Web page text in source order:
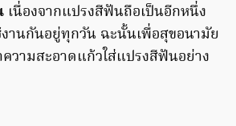
เนื่องจากแปรงสีฟันถือเป็นอีกหนึ่ง
านกันอยู่ทุกวัน ฉะนั้นเพื่อสุขอนามัย
วามสะอาดแก้วใส่แปรงสีฟันอย่าง